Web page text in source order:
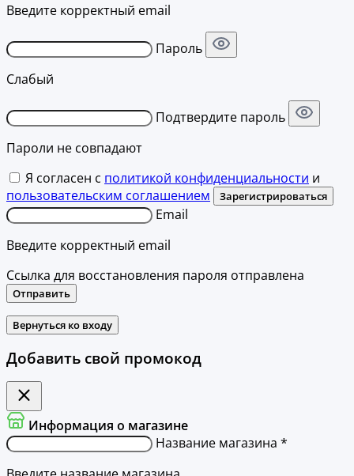
Введите корректный email
Пароль
Слабый
Подтвердите пароль
Пароли не совпадают
Я согласен с политикой конфиденциальности и
пользовательским соглашением
Зарегистрироваться
Email
Введите корректный email
Ссылка для восстановления пароля отправлена
Отправить
Вернуться ко входу
Добавить свой промокод
Информация о магазине
Название магазина *